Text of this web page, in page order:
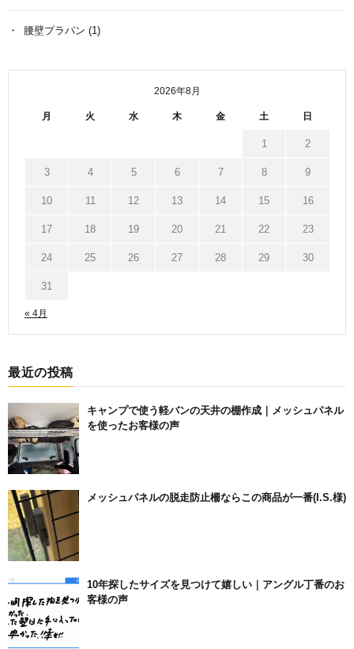
腰壁プラパン (1)
2026年8月
月 火 水 木 金 土 日
« 4月
1 2
3 4 5 6 7 8 9
10 11 12 13 14 15 16
17 18 19 20 21 22 23
24 25 26 27 28 29 30
31
最近の投稿
キャンプで使う軽バンの天井の棚作成｜メッシュパネル
を使ったお客様の声
メッシュパネルの脱走防止柵ならこの商品が一番(I.S.様)
10年探したサイズを見つけて嬉しい｜アングル丁番のお
客様の声